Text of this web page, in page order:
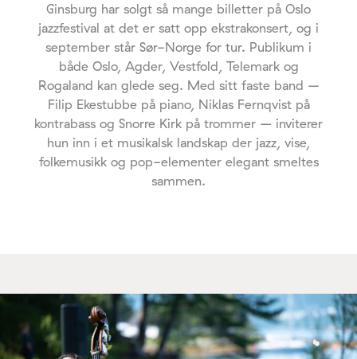
Ginsburg har solgt så mange billetter på Oslo
jazzfestival at det er satt opp ekstrakonsert, og i
september står Sør-Norge for tur. Publikum i
både Oslo, Agder, Vestfold, Telemark og
Rogaland kan glede seg. Med sitt faste band –
Filip Ekestubbe på piano, Niklas Fernqvist på
kontrabass og Snorre Kirk på trommer – inviterer
hun inn i et musikalsk landskap der jazz, vise,
folkemusikk og pop-elementer elegant smeltes
sammen.